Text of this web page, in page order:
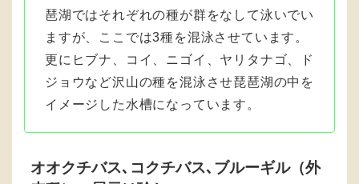
琶湖ではそれぞれの種が群をなして泳いでい
ますが、ここでは3種を混泳させています。
更にヒブナ、コイ、ニゴイ、ヤリタナゴ、ド
ジョウなど沢山の種を混泳させ琵琶湖の中を
イメージした水槽になっています。
オオクチバス､コクチバス､ブルーギル（外